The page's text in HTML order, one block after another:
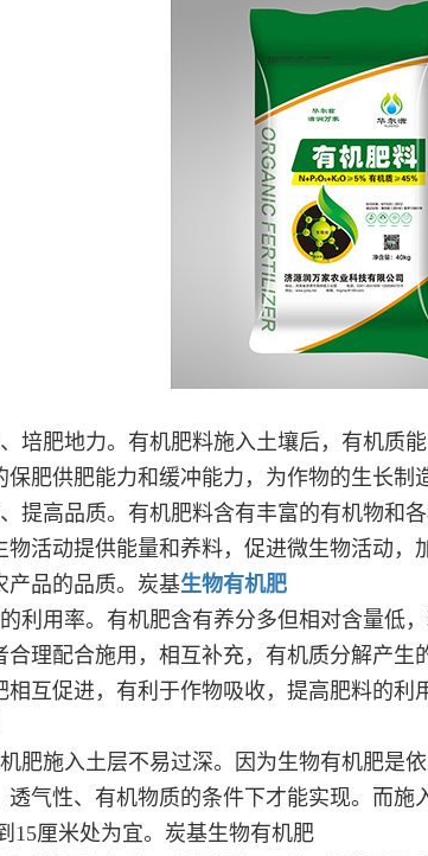
培肥地力。有机肥料施入土壤后，有机质
保肥供肥能力和缓冲能力，为作物的生长制
提高品质。有机肥料含有丰富的有机物和
物活动提供能量和养料，促进微生物活动
品的品质。 炭基生物有机肥
利用率。有机肥含有养分多但相对含量低
合理配合施用，相互补充，有机质分解产
互促进，有利于作物吸收，提高肥料的利
肥施入土层不易过深。因为生物有机肥是
透气性、有机物质的条件下才能实现。而
15厘米处为宜。 炭基生物有机肥